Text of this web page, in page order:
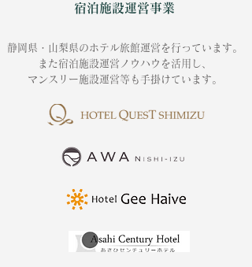
宿泊施設運営事業
静岡県・山梨県のホテル旅館運営を行っています。
また宿泊施設運営ノウハウを活用し
マンスリー施設運営等も手掛けています。